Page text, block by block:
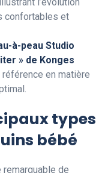
l’évolution
confortables et
à-peau Studio
» de Konges
référence en matière
types
bébé
de